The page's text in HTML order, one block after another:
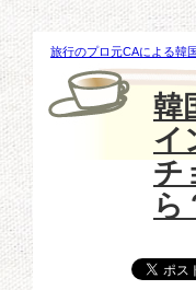
旅行のプロ元CAによる韓
『SBS演技大賞』ライバ
韓
イ
チ
ら